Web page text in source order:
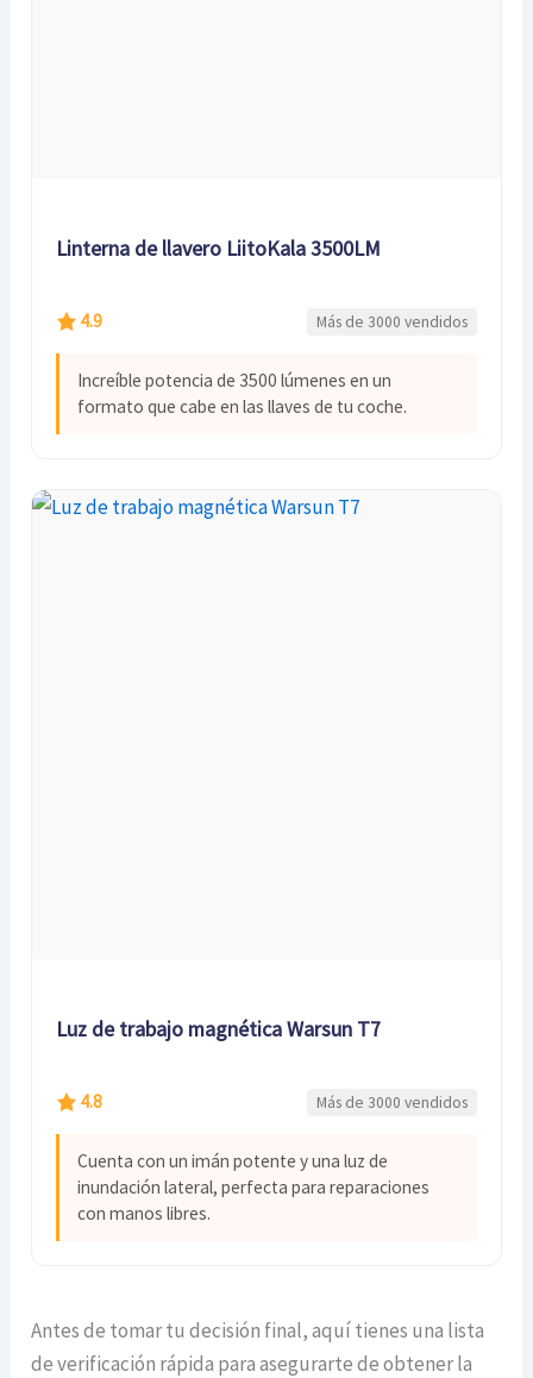
Linterna de llavero LiitoKala 3500LM
4.9 Más de 3000 vendidos
Increíble potencia de 3500 lúmenes en un
formato que cabe en las llaves de tu coche.
Luz de trabajo magnética Warsun T7
4.8 Más de 3000 vendidos
Cuenta con un imán potente y una luz de
inundación lateral, perfecta para reparaciones
con manos libres.
Antes de tomar tu decisión final, aquí tienes una lista
de verificación rápida para asegurarte de obtener la